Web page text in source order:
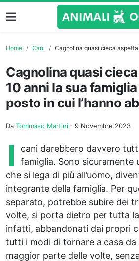
Home Cani Cagnolina quasi cieca aspetta per 10 anni la sua
Cagnolina quasi
10 anni la sua
posto in cui l’hanno
Da Tommaso Martini - 9 Novembre 2023
I
cani darebbero davvero
famiglia. Sono sicuramente
che si lega di più all’uomo,
integrante della famiglia. Per
separato, potrebbe subire dei
volte, si porta dietro per tutta
infatti, abbandonati dai propri
tutti i modi di tornare a casa
maggior parte delle volte,